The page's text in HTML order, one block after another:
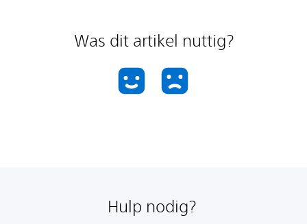
Was dit artikel nuttig?
Hulp nodig?